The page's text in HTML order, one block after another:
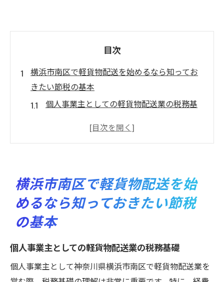
目次
横浜市南区で軽貨物配送を始めるなら知ってお
きたい節税の基本
個人事業主としての軽貨物配送業の税務基
節税効果を高めるための経費管理方法
度
自家用車を活用した節税テクニック
事業開始時に必要な税務申告のポイント
な節税戦略
地域密着型の配送ネットワーク構築法
横浜市南区で軽貨物配送を始
めるなら知っておきたい節税
の基本
個人事業主としての軽貨物配送業の税務基礎
個人事業主として神奈川県横浜市南区で軽貨物配送業を